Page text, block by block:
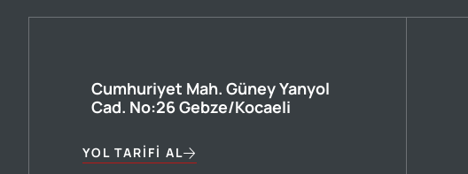
Cumhuriyet Mah. Güney Yanyol
Cad. No:26 Gebze/Kocaeli
YOL TARIFI AL